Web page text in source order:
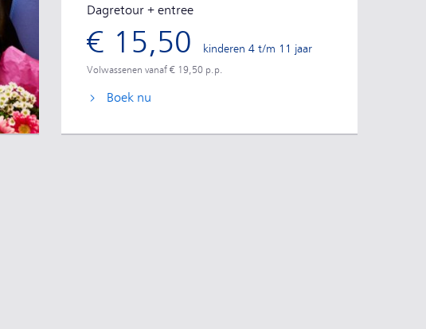
Dagretour + entree
€ 15,50 kinderen 4 t/m 11 jaar
Volwassenen vanaf € 19,50 p.p.
Boek nu